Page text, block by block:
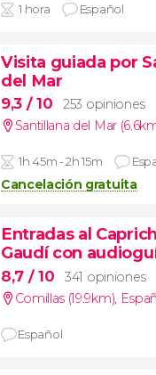
1 hora Español
Visita guiada por
del Mar
9,3 / 10
253 opiniones
Santillana del Mar
1h 45m - 2h 15m
Cancelación gratuita
Entradas al
Gaudí con
8,7 / 10
341 opiniones
Comillas (19.9km),
Español